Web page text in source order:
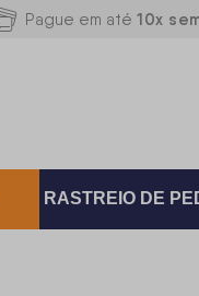
Pague em até 10x
RASTREIO DE